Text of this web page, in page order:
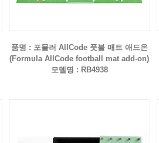
품명 : 포뮬러 AllCode 풋볼 매트 애드온
(Formula AllCode football mat add-on)
모델명 : RB4938